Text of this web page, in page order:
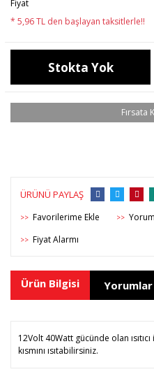
Fiyat
* 5,96 TL den başlayan taksitlerle!!
Stokta Yok
ÜRÜNÜ PAYLAŞ
>> >>
>> Fiyat Alarmı
Ürün Bilgisi Yorumlar
12Volt 40Watt gücünde olan
kısmını ısıtabilirsiniz.